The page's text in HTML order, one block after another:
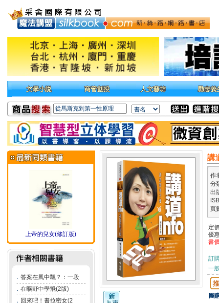
上帝的兒女(修訂版)
． 答案在風中飄？：一段
． 在曠野中學飛(2版)
． 回來吧！書拉密女(2
講
作
分
出
頁
定
優
書
訂
一
團